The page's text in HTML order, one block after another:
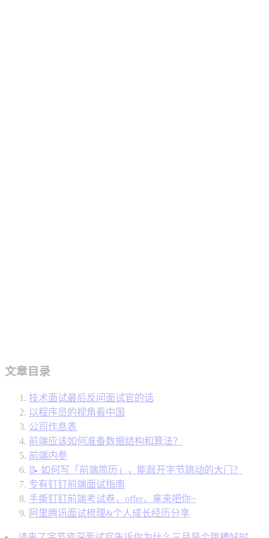
文章目录
技术面试最后反问面试官的话
以程序员的视角看中国
公司作息表
前端应该如何准备数据结构和算法？
前端内参
📝 如何写「前端简历」，能敲开字节跳动的大门？
专有钉钉前端面试指南
手撕钉钉前端考试卷，offer，拿来吧你~
阿里腾讯面试梳理&个人成长经历分享